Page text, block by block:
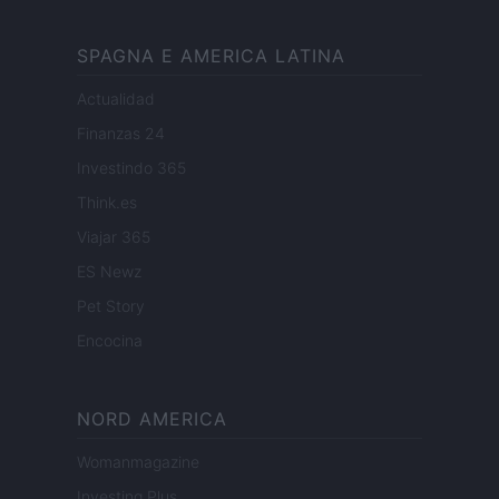
SPAGNA E AMERICA LATINA
Actualidad
Finanzas 24
Investindo 365
Think.es
Viajar 365
ES Newz
Pet Story
Encocina
NORD AMERICA
Womanmagazine